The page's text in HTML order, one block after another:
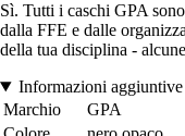
Sì. Tutti i caschi GPA
dalla FFE e dalle
della tua disciplina -
Informazioni aggiuntive
Marchio
GPA